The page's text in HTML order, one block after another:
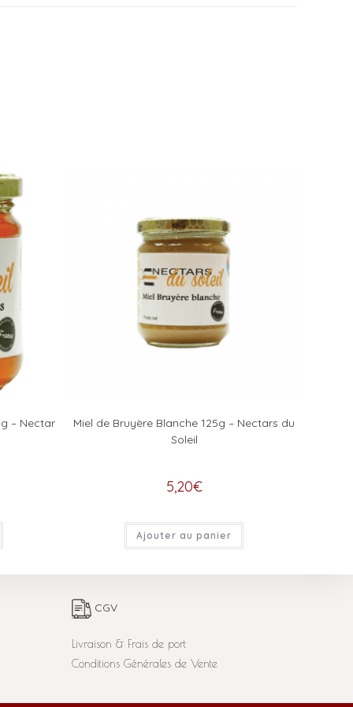
– Nectar
Miel de Bruyère Blanche 125g – Nectars du
Soleil
5,20€
Ajouter au panier
CGV
Livraison & Frais de port
Conditions Générales de Vente